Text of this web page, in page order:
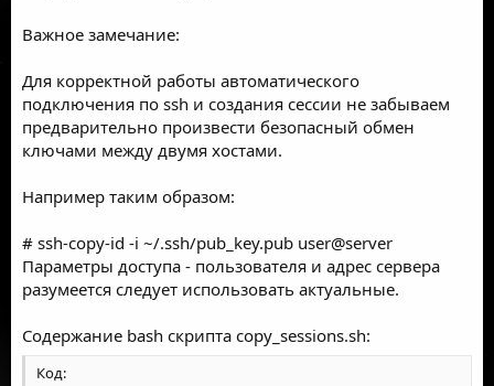
Важное замечание:
Для корректной работы автоматического
подключения по ssh и создания сессии не забываем
предварительно произвести безопасный обмен
ключами между двумя хостами.
Например таким образом:
# ssh-copy-id -i ~/.ssh/pub_key.pub user@server
Параметры доступа - пользователя и адрес сервера
разумеется следует использовать актуальные.
Содержание bash скрипта copy_sessions.sh:
Код: